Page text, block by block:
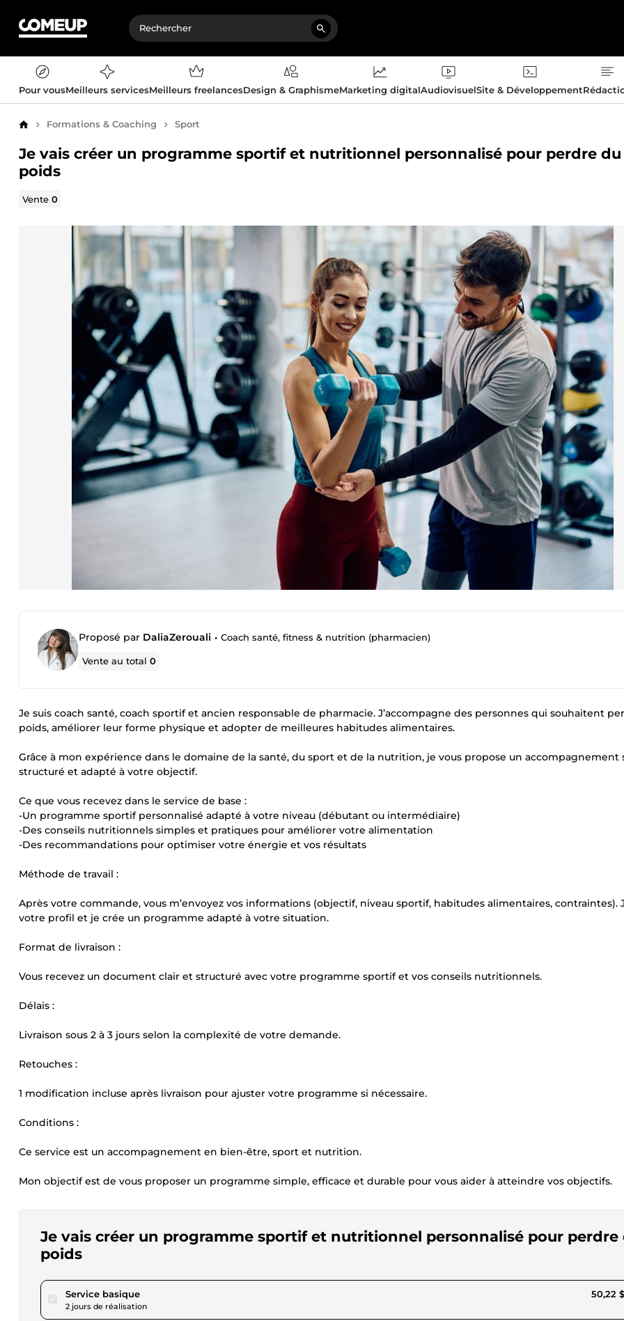
Pour vousMeilleurs servicesMeilleurs freelancesDesign & GraphismeMarketing digitalAudiovisuelSite & Développement
AccueilFormations & Coaching Sport
Je vais créer un programme sportif et nutritionnel personnalisé pour perdre du
poids
Vente0
Proposé par DaliaZerouali • Coach santé, fitness & nutrition (pharmacien)
Vente au total0
Je suis coach santé, coach sportif et ancien responsable de pharmacie. J’accompagne des personnes qui souhaitent
poids, améliorer leur forme physique et adopter de meilleures habitudes alimentaires.
Grâce à mon expérience dans le domaine de la santé, du sport et de la nutrition, je vous propose un accompagnement
structuré et adapté à votre objectif.
Ce que vous recevez dans le service de base :
-Un programme sportif personnalisé adapté à votre niveau (débutant ou intermédiaire)
-Des conseils nutritionnels simples et pratiques pour améliorer votre alimentation
-Des recommandations pour optimiser votre énergie et vos résultats
Méthode de travail :
Après votre commande, vous m’envoyez vos informations (objectif, niveau sportif, habitudes alimentaires, contraintes).
votre profil et je crée un programme adapté à votre situation.
Format de livraison :
Vous recevez un document clair et structuré avec votre programme sportif et vos conseils nutritionnels.
Délais :
Livraison sous 2 à 3 jours selon la complexité de votre demande.
Retouches :
1 modification incluse après livraison pour ajuster votre programme si nécessaire.
Conditions :
Ce service est un accompagnement en bien-être, sport et nutrition.
Mon objectif est de vous proposer un programme simple, efficace et durable pour vous aider à atteindre vos objectifs.
Je vais créer un programme sportif et nutritionnel personnalisé pour perdre
poids
Service basiquepour 46,29 $US
2 jours de réalisation
50,22